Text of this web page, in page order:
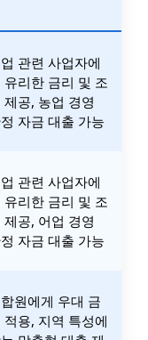
관련 사업자에
유리한 금리 및 조
제공, 농업 경영
자금 대출 가능
관련 사업자에
유리한 금리 및 조
제공, 어업 경영
자금 대출 가능
원에게 우대 금
적용, 지역 특성에